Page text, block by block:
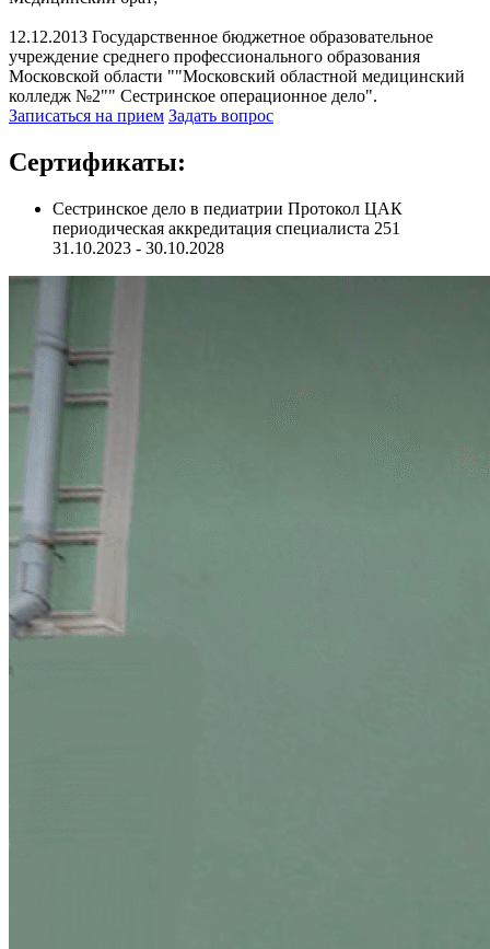
12.12.2013 Государственное бюджетное образовательное
учреждение среднего профессионального образования
Московской области ""Московский областной медицинский
колледж №2"" Сестринское операционное дело".
Записаться на прием Задать вопрос
Сертификаты:
Сестринское дело в педиатрии Протокол ЦАК
периодическая аккредитация специалиста 251
31.10.2023 - 30.10.2028